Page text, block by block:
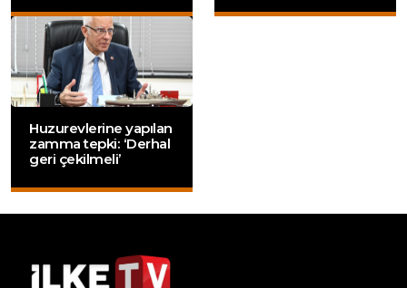
Huzurevlerine yapılan
zamma tepki: ‘Derhal
geri çekilmeli’